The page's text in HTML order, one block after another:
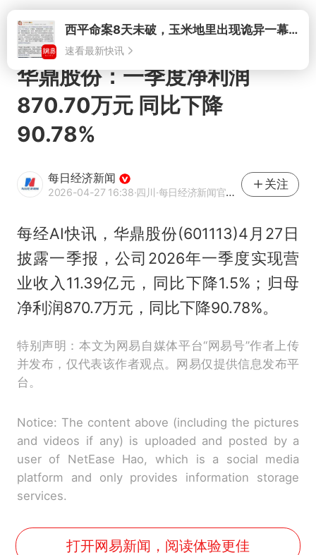
打开西平命案8天未破，玉米地里出现诡异一幕，我突然想起了欧金中
速看最新快讯
华鼎股份：一季度净利润
870.70万元 同比下降
90.78%
每日经济新闻
2026-04-27 16:38·四川·每日经济新闻官方网易号
关注
每经AI快讯，华鼎股份(601113)4月27日
披露一季报，公司2026年一季度实现营
业收入11.39亿元，同比下降1.5%；归母
净利润870.7万元，同比下降90.78%。
特别声明：本文为网易自媒体平台“网易号”作者上传
并发布，仅代表该作者观点。网易仅提供信息发布平
台。
Notice: The content above (including the pictures
and videos if any) is uploaded and posted by a
user of NetEase Hao, which is a social media
platform and only provides information storage
services.
打开网易新闻，阅读体验更佳